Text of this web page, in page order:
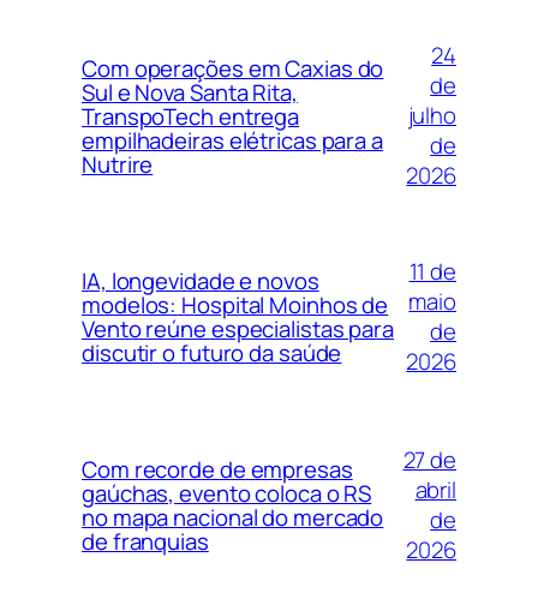
Com operações em Caxias do
Sul e Nova Santa Rita,
TranspoTech entrega
empilhadeiras elétricas para a
Nutrire
24
de
julho
de
2026
IA, longevidade e novos
modelos: Hospital Moinhos de
Vento reúne especialistas para
discutir o futuro da saúde
11 de
maio
de
2026
Com recorde de empresas
gaúchas, evento coloca o RS
no mapa nacional do mercado
de franquias
27 de
abril
de
2026